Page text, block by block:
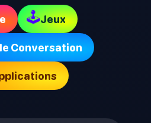
🕹Jeux
Conversation